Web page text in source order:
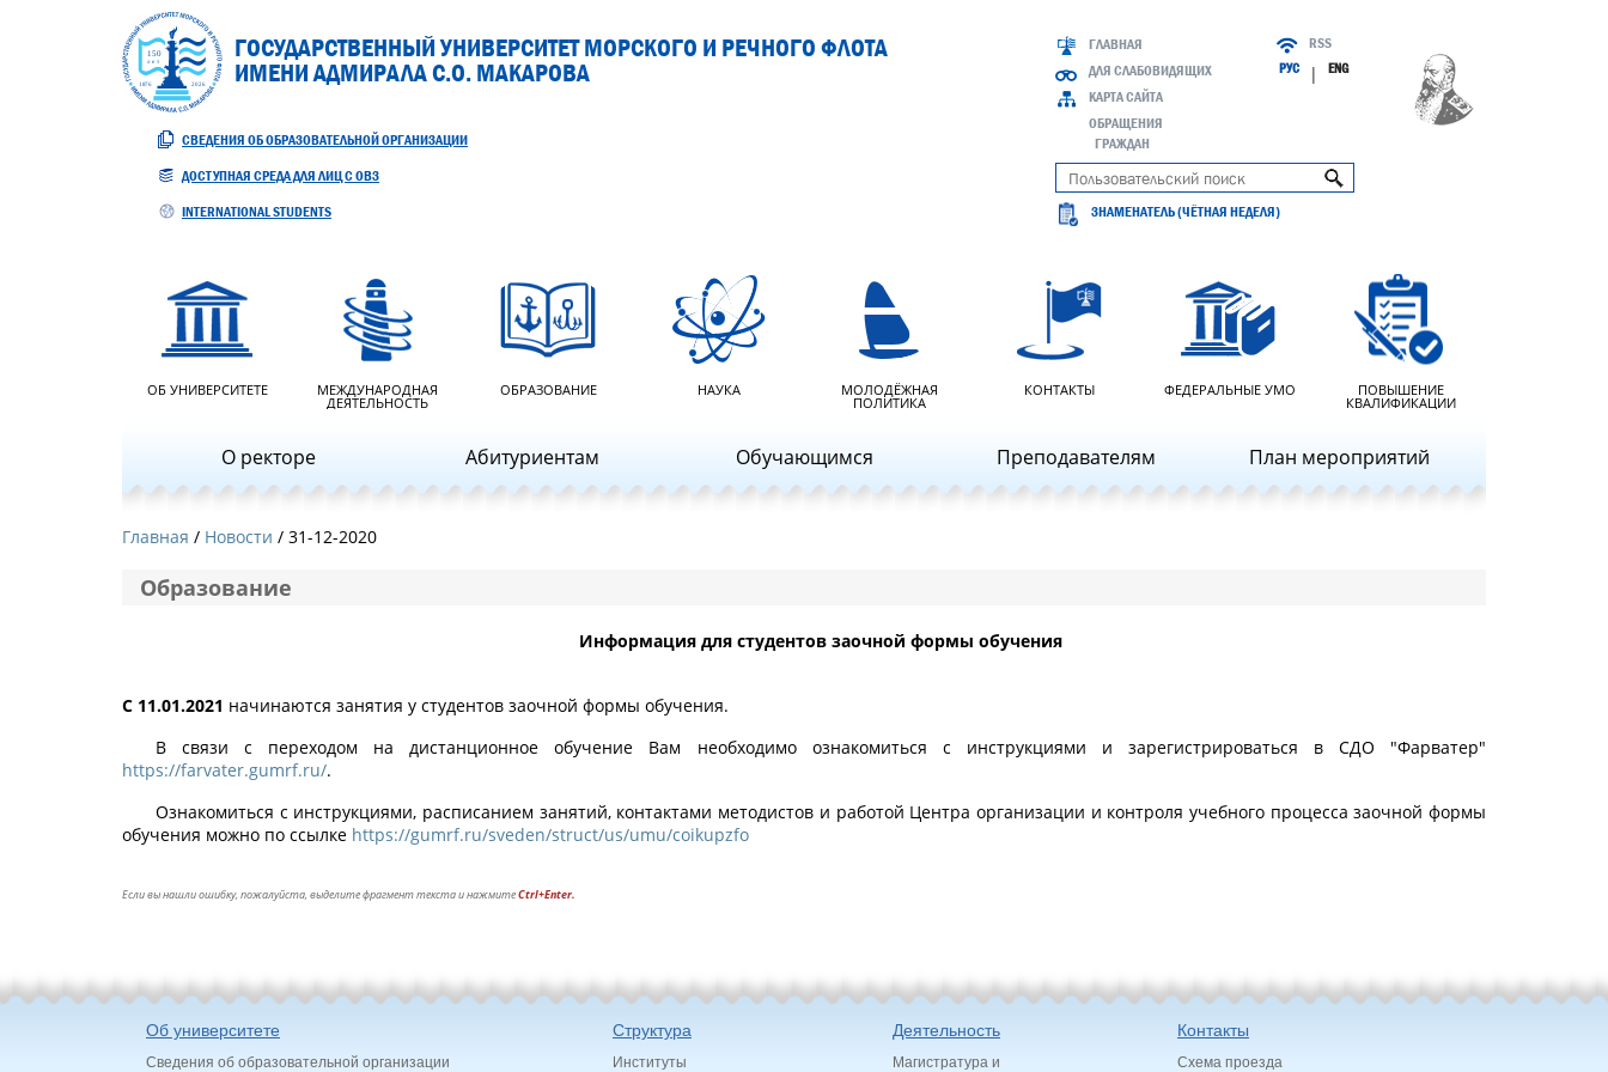
ГОСУДАРСТВЕННЫЙ УНИВЕРСИТЕТ МОРСКОГО И РЕЧНОГО ФЛОТА
ИМЕНИ АДМИРАЛА С.О. МАКАРОВА
СВЕДЕНИЯ ОБ ОБРАЗОВАТЕЛЬНОЙ ОРГАНИЗАЦИИ
ДОСТУПНАЯ СРЕДА ДЛЯ ЛИЦ С ОВЗ
INTERNATIONAL STUDENTS
ГЛАВНАЯ
ДЛЯ СЛАБОВИДЯЩИХ
КАРТА САЙТА
ОБРАЩЕНИЯ
ГРАЖДАН
RSS
РУС | ENG
ЗНАМЕНАТЕЛЬ (ЧЁТНАЯ НЕДЕЛЯ)
ОБ УНИВЕРСИТЕТЕ МЕЖДУНАРОДНАЯ
ДЕЯТЕЛЬНОСТЬ
ОБРАЗОВАНИЕ НАУКА МОЛОДЁЖНАЯ
ПОЛИТИКА
КОНТАКТЫ ФЕДЕРАЛЬНЫЕ УМО ПОВЫШЕНИЕ
КВАЛИФИКАЦИИ
О ректоре Абитуриентам Обучающимся Преподавателям План мероприятий
Главная Новости / 31-12-2020
Образование
Информация для студентов заочной формы обучения
С 11.01.2021 начинаются занятия у студентов заочной формы обучения.
В связи с переходом на дистанционное обучение Вам необходимо ознакомиться с инструкциями и зарегистрироваться в СДО "Фарватер"
https://farvater.gumrf.ru/.
Ознакомиться с инструкциями, расписанием занятий, контактами методистов и работой Центра организации и контроля учебного процесса заочной формы
обучения можно по ссылке https://gumrf.ru/sveden/struct/us/umu/coikupzfo
Если вы нашли ошибку, пожалуйста, выделите фрагмент текста и нажмитеCtrl+Enter.
Об университете
Сведения об образовательной организации
Структура
Институты
Деятельность
Магистратура и
Контакты
Схема проезда